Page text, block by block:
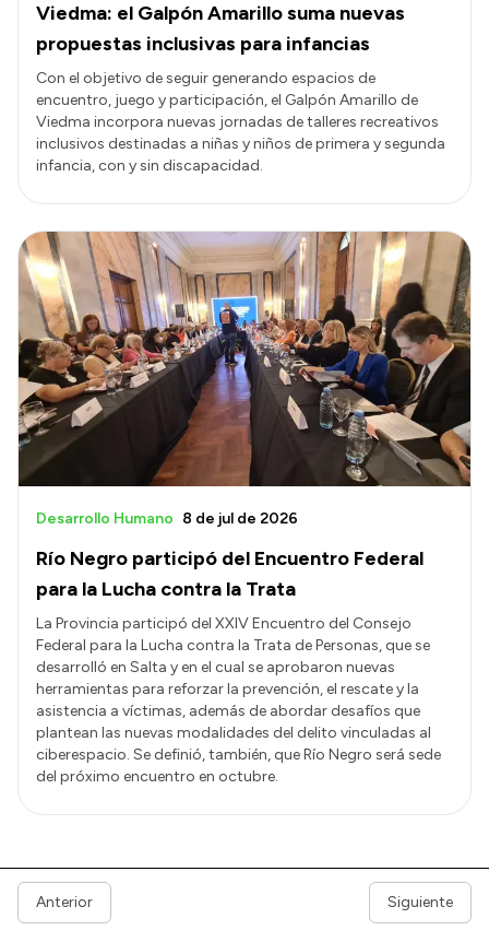
Viedma: el Galpón Amarillo suma nuevas
propuestas inclusivas para infancias
Con el objetivo de seguir generando espacios de
encuentro, juego y participación, el Galpón Amarillo de
Viedma incorpora nuevas jornadas de talleres recreativos
inclusivos destinadas a niñas y niños de primera y segunda
infancia, con y sin discapacidad.
Río Negro participó del Encuentro Federal
para la Lucha contra la Trata
Desarrollo Humano 8 de jul de 2026
La Provincia participó del XXIV Encuentro del Consejo
Federal para la Lucha contra la Trata de Personas, que se
desarrolló en Salta y en el cual se aprobaron nuevas
herramientas para reforzar la prevención, el rescate y la
asistencia a víctimas, además de abordar desafíos que
plantean las nuevas modalidades del delito vinculadas al
ciberespacio. Se definió, también, que Río Negro será sede
del próximo encuentro en octubre.
Anterior Siguiente